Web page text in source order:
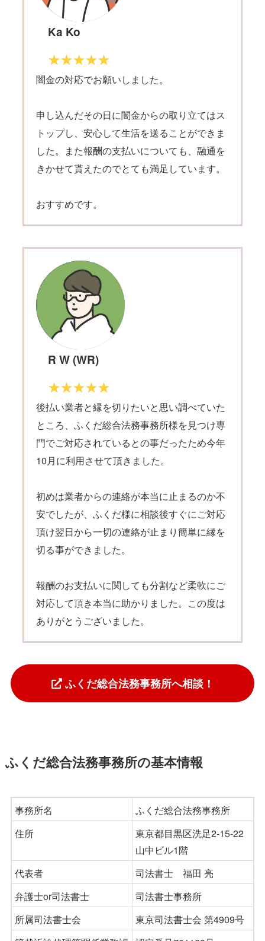
Ka Ko
闇金の対応でお願いしました。
申し込んだその日に闇金からの取り立てはス
トップし、安心して生活を送ることができま
した。また報酬の支払いについても、融通を
きかせて貰えたのでとても満足しています。
おすすめです。
R W (WR)
後払い業者と縁を切りたいと思い調べていた
ところ、ふくだ総合法務事務所様を見つけ専
門でご対応されているとの事だったため今年
10月に利用させて頂きました。
初めは業者からの連絡が本当に止まるのか不
安でしたが、ふくだ様に相談後すぐにご対応
頂け翌日から一切の連絡が止まり簡単に縁を
切る事ができました。
報酬のお支払いに関しても分割など柔軟にご
対応して頂き本当に助かりました。この度は
ありがとうございました。
ふくだ総合法務事務所へ相談！
ふくだ総合法務事務所の基本情報
事務所名
ふくだ総合法務事務所
住所
東京都目黒区洗足2-15-22
山中ビル1階
代表者
司法書士 福田 亮
弁護士or司法書士
司法書士事務所
所属司法書士会
東京司法書士会 第4909号